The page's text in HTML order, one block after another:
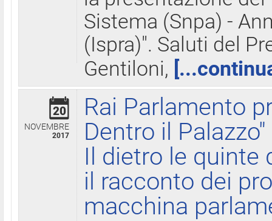
Sistema (Snpa) -
(Ispra)". Saluti del
Gentiloni,
20
NOVEMBRE
2017
Rai Parlamento
Dentro il Palazzo"
Il dietro le quinte
il racconto dei
macchina